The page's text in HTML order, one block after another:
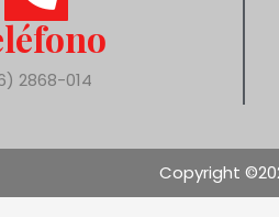
2868-014
Copyright